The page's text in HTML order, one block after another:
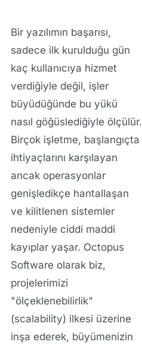
Bir yazılımın başarısı,
sadece ilk kurulduğu gün
kaç kullanıcıya hizmet
verdiğiyle değil, işler
büyüdüğünde bu yükü
nasıl göğüslediğiyle ölçülür.
Birçok işletme, başlangıçta
ihtiyaçlarını karşılayan
ancak operasyonlar
genişledikçe hantallaşan
ve kilitlenen sistemler
nedeniyle ciddi maddi
kayıplar yaşar. Octopus
Software olarak biz,
projelerimizi
"ölçeklenebilirlik"
(scalability) ilkesi üzerine
inşa ederek, büyümenizin